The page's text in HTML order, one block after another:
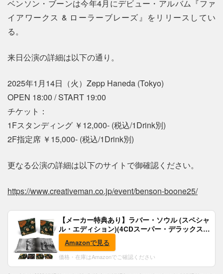
ベンソン・ブーンは今年4月にデビュー・アルバム『ファ
イアワークス & ローラーブレーズ』をリリースしてい
る。
来日公演の詳細は以下の通り。
2025年1月14日（火）Zepp Haneda (Tokyo)
OPEN 18:00 / START 19:00
チケット：
1Fスタンディング ￥12,000- (税込/1Drink別)
2F指定席 ￥15,000- (税込/1Drink別)
更なる公演の詳細は以下のサイトで御確認ください。
https://www.creativeman.co.jp/event/benson-boone25/
【メーカー特典あり】ラバー・ソウル (スペシャ
ル・エディション)(4CDスーパー・デラックス)
(完全生産限定盤)(SHM-CD)(特典:B2ポスター付)
Amazonで見る
価格・在庫はAmazonでご確認ください